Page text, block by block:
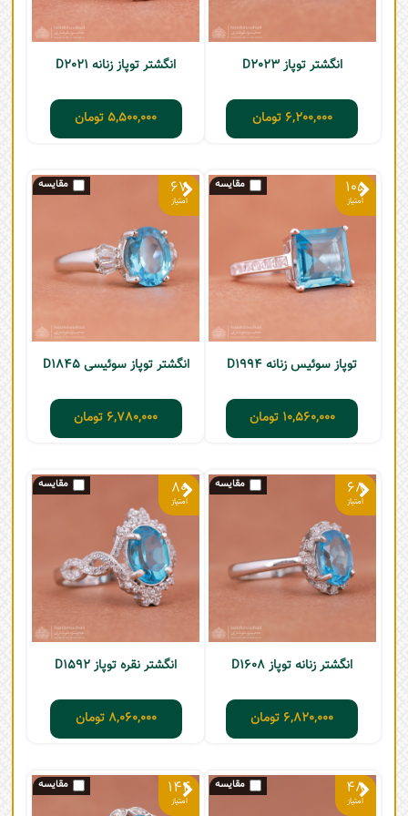
انگشتر توپاز D2023
6,200,000 تومان
انگشتر توپاز زنانه D2021
5,500,000تومان
105
توپاز سوئیس زنانه D1994
10,560,000 تومان
67
انگشتر توپاز سوئیسی D1845
6,780,000 تومان
68
انگشتر زنانه توپاز D1608
6,820,000 تومان
80
انگشتر نقره توپاز D1592
8,060,000 تومان
48
144